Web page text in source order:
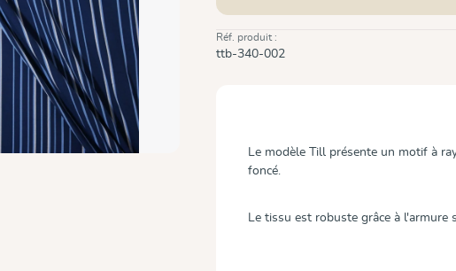
Réf. produit :
ttb-340-002
Le modèle Till présente un motif à
foncé.
Le tissu est robuste grâce à l'armure